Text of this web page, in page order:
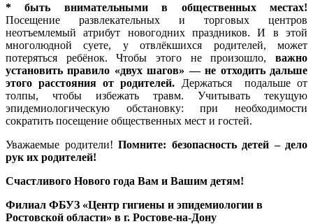
* быть внимательными в общественных местах!
Посещение развлекательных и торговых центров
неотъемлемый атрибут новогодних праздников. И в этой
многолюдной суете, у отвлёкшихся родителей, может
потеряться ребёнок. Чтобы этого не произошло, важно
установить правило «двух шагов» — не отходить дальше
этого расстояния от родителей. Держаться подальше от
толпы, чтобы избежать травм. Учитывать текущую
эпидемиологическую обстановку: при необходимости
сократить посещение общественных мест и гостей.
Уважаемые родители! Помните: безопасность детей – дело
рук их родителей!
Счастливого Нового года Вам и Вашим детям!
Филиал ФБУЗ «Центр гигиены и эпидемиологии в
Ростовской области» в г. Ростове-на-Дону